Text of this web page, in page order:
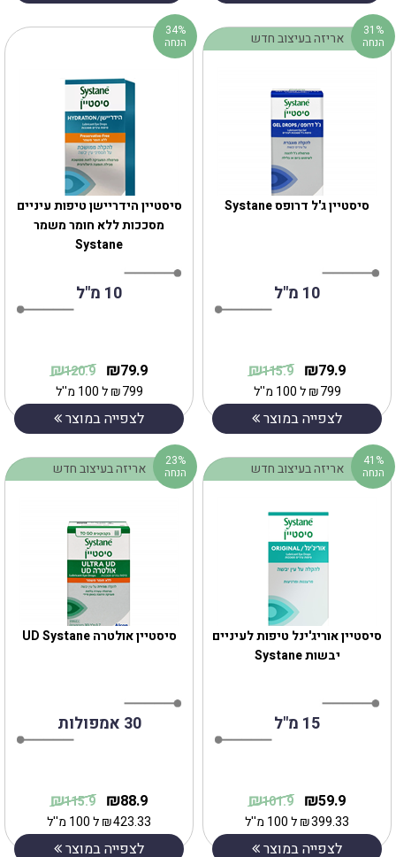
סיסטיין הידריישן טיפות עיניים
מסככות ללא חומר משמר
Systane
10 מ"ל
79.9
₪
120.9
₪
799
₪ל 100 מ''ל
לצפייה במוצר
34%
הנחה
10 מ"ל
אריזה בעיצוב חדש
79.9
₪
115.9
₪
799
₪ל 100 מ''ל
לצפייה במוצר
31%
הנחה
סיסטיין אולטרה UD Systane
30 אמפולות
אריזה בעיצוב חדש
88.9
₪
115.9
₪
423.33
₪ל 100 מ''ל
לצפייה במוצר
23%
הנחה
סיסטיין אוריג'ינל טיפות לעיניים
יבשות Systane
15 מ"ל
אריזה בעיצוב חדש
59.9
₪
101.9
₪
399.33
₪ל 100 מ''ל
לצפייה במוצר
41%
הנחה